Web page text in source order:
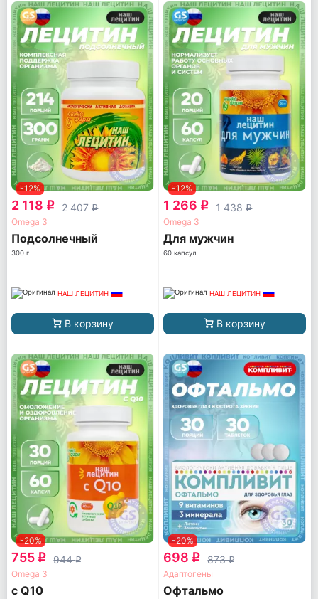
-12%
2 118 q 2 407q
Omega 3
Подсолнечный
300 г
НАШ ЛЕЦИТИН
В корзину
-12%
1 266 q 1 438q
Omega 3
Для мужчин
60 капсул
НАШ ЛЕЦИТИН
В корзину
-20%
755 q 944q
Omega 3
с Q10
-20%
698 q 873q
Адаптогены
Офтальмо